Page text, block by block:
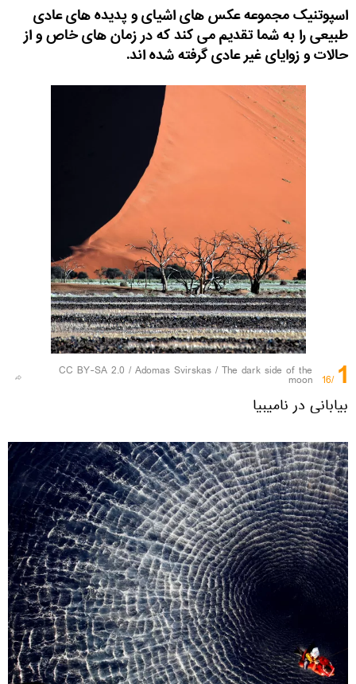
اسپوتنیک مجموعه عکس های اشیای و پدیده های عادی
طبیعی را به شما تقدیم می کند که در زمان های خاص و از
حالات و زوایای غیر عادی گرفته شده اند.
1
/16
CC BY-SA 2.0 / Adomas Svirskas / The dark side of the
moon
بیابانی در نامیبیا